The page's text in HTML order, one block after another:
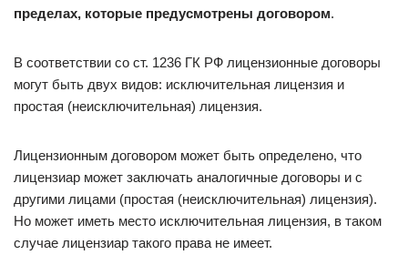
пределах, которые предусмотрены договором.
В соответствии со ст. 1236 ГК РФ лицензионные договоры
могут быть двух видов: исключительная лицензия и
простая (неисключительная) лицензия.
Лицензионным договором может быть определено, что
лицензиар может заключать аналогичные договоры и с
другими лицами (простая (неисключительная) лицензия).
Но может иметь место исключительная лицензия, в таком
случае лицензиар такого права не имеет.